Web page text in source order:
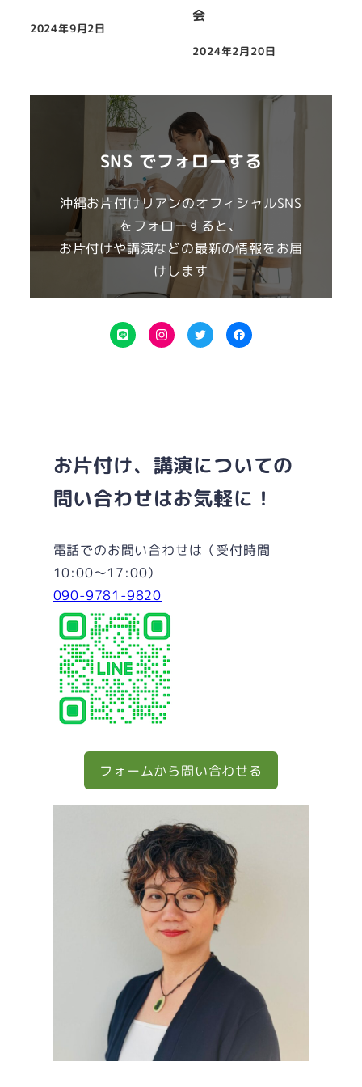
投稿日
2024年9月2日
会
投稿日
2024年2月20日
SNS でフォローする
沖縄お片付けリアンのオフィシャルSNS
をフォローすると、
お片付けや講演などの最新の情報をお届
けします
L
I
g
r
a
T
e
F
o
k
お片付け、講演についての
問い合わせはお気軽に！
電話でのお問い合わせは（受付時間
10:00～17:00）
090-9781-9820
フォームから問い合わせる